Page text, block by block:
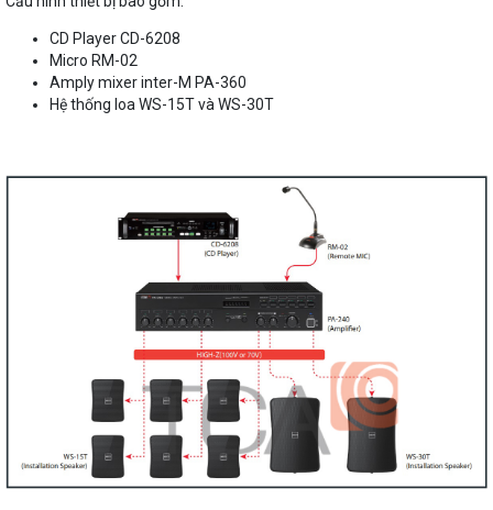
CD Player CD-6208
Micro RM-02
Amply mixer inter-M PA-360
Hệ thống loa WS-15T và WS-30T